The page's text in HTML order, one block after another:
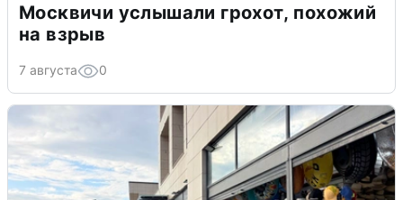
Москвичи услышали грохот, похожий
на взрыв
7 августа 0